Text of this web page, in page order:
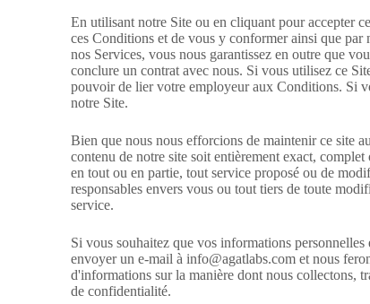
En utilisant notre Site ou en cliquant pour accepter
ces Conditions et de vous y conformer ainsi que
nos Services, vous nous garantissez en outre que
conclure un contrat avec nous. Si vous utilisez ce
pouvoir de lier votre employeur aux Conditions. Si
notre Site.
Bien que nous nous efforcions de maintenir ce site
contenu de notre site soit entièrement exact,
en tout ou en partie, tout service proposé ou de
responsables envers vous ou tout tiers de toute
service.
Si vous souhaitez que vos informations
envoyer un e-mail àinfo@agatlabs.com et nous
d'informations sur la manière dont nous collectons,
de confidentialité.